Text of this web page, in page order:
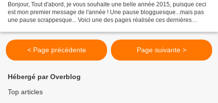
Bonjour, Tout d'abord, je vous souhaite une belle année 2015, puisque ceci
est mon premier message de l'année ! Une pause blogguesque...mais pas
une pause scrappesque... Voici une des pages réalisée ces dernières
< Page précédente Page suivante >
Hébergé par Overblog
Top articles